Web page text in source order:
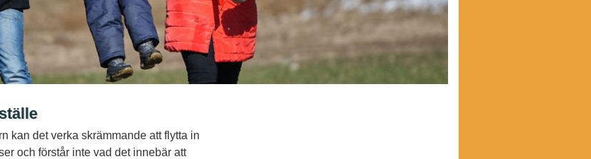
kan det verka skrämmande att flytta in
och förstår inte vad det innebär att